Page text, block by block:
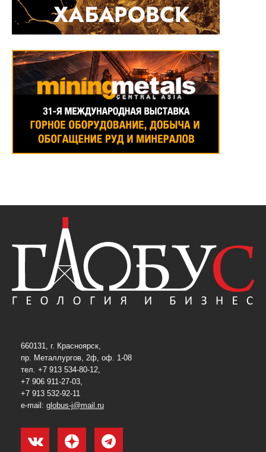
660131, г. Красноярск,
пр. Металлургов, 2ф, оф. 1-08
тел. +7 913 534-80-12,
+7 906 911-27-03,
+7 913 532-92-11
e-mail: globus-j@mail.ru